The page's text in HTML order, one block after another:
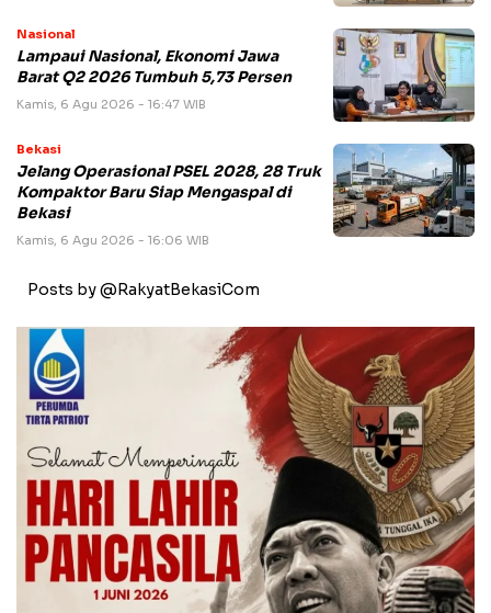
Nasional
Lampaui Nasional, Ekonomi Jawa
Barat Q2 2026 Tumbuh 5,73 Persen
Kamis, 6 Agu 2026 - 16:47 WIB
Bekasi
Jelang Operasional PSEL 2028, 28 Truk
Kompaktor Baru Siap Mengaspal di
Bekasi
Kamis, 6 Agu 2026 - 16:06 WIB
Posts by @RakyatBekasiCom